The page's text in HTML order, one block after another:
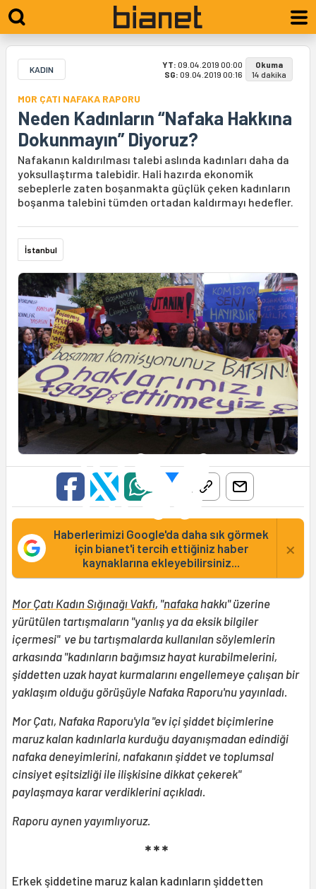
KADIN YT: 09.04.2019 00:00
SG: 09.04.2019 00:16
Okuma
14 dakika
MOR ÇATI NAFAKA RAPORU
Neden Kadınların “Nafaka Hakkına
Dokunmayın” Diyoruz?
Nafakanın kaldırılması talebi aslında kadınları daha da
yoksullaştırma talebidir. Hali hazırda ekonomik
sebeplerle zaten boşanmakta güçlük çeken kadınların
boşanma talebini tümden ortadan kaldırmayı hedefler.
İstanbul
Haberlerimizi Google'da daha sık görmek
için bianet'i tercih ettiğiniz haber
kaynaklarına ekleyebilirsiniz...
×
Mor Çatı Kadın Sığınağı Vakfı, "nafaka hakkı" üzerine
yürütülen tartışmaların "yanlış ya da eksik bilgiler
içermesi" ve bu tartışmalarda kullanılan söylemlerin
arkasında "kadınların bağımsız hayat kurabilmelerini,
şiddetten uzak hayat kurmalarını engellemeye çalışan bir
yaklaşım olduğu görüşüyle Nafaka Raporu'nu yayınladı.
Mor Çatı, Nafaka Raporu'yla "ev içi şiddet biçimlerine
maruz kalan kadınlarla kurduğu dayanışmadan edindiği
nafaka deneyimlerini, nafakanın şiddet ve toplumsal
cinsiyet eşitsizliği ile ilişkisine dikkat çekerek"
paylaşmaya karar verdiklerini açıkladı.
Raporu aynen yayımlıyoruz.
* * *
Erkek şiddetine maruz kalan kadınların şiddetten